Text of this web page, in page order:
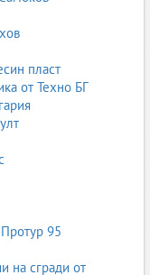
защита.
строги мерки за
скорост и може да
използва правилно
пласт
от Техно БГ
95
на сгради от